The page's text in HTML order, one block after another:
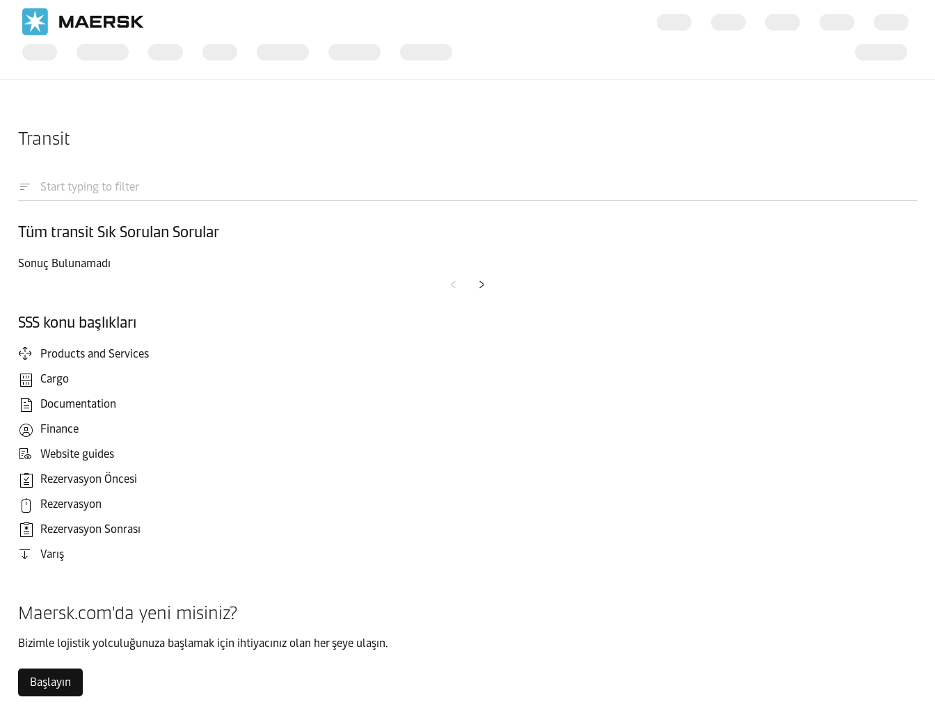
Transit
Tüm transit Sık Sorulan Sorular
Sonuç Bulunamadı
SSS konu başlıkları
Products and Services
Cargo
Documentation
Finance
Website guides
Rezervasyon Öncesi
Rezervasyon
Rezervasyon Sonrası
Varış
Maersk.com'da yeni misiniz?
Bizimle lojistik yolculuğunuza başlamak için ihtiyacınız olan her şeye ulaşın.
Başlayın